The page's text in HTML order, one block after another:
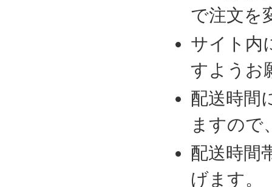
で注文を
サイト内
すようお
配送時間
ますので
配送時間
げます。